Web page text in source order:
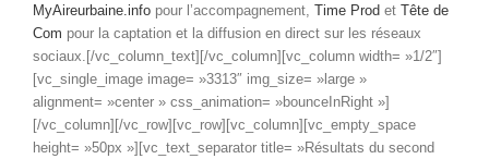
MyAireurbaine.info pour l’accompagnement, Time Prod et Tête de
Com pour la captation et la diffusion en direct sur les réseaux
sociaux.[/vc_column_text][/vc_column][vc_column width= »1/2″]
[vc_single_image image= »3313″ img_size= »large »
alignment= »center » css_animation= »bounceInRight »]
[/vc_column][/vc_row][vc_row][vc_column][vc_empty_space
height= »50px »][vc_text_separator title= »Résultats du second